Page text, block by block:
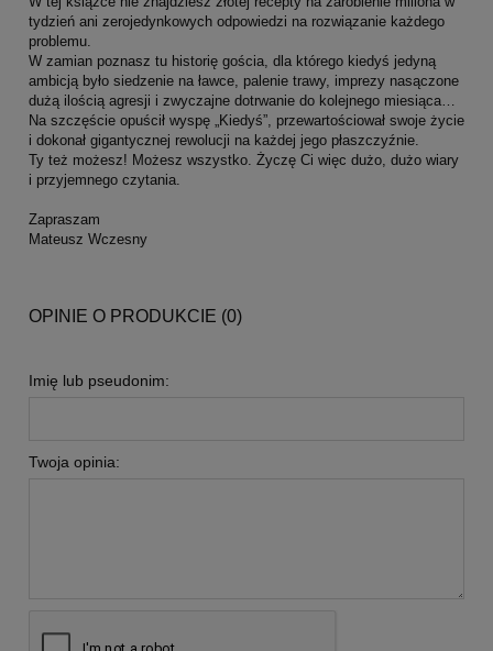
tydzień ani zerojedynkowych odpowiedzi na rozwiązanie każdego
problemu.
W zamian poznasz tu historię gościa, dla którego kiedyś jedyną
ambicją było siedzenie na ławce, palenie trawy, imprezy nasączone
dużą ilością agresji i zwyczajne dotrwanie do kolejnego miesiąca…
Na szczęście opuścił wyspę „Kiedyś”, przewartościował swoje życie
i dokonał gigantycznej rewolucji na każdej jego płaszczyźnie.
Ty też możesz! Możesz wszystko. Życzę Ci więc dużo, dużo wiary
i przyjemnego czytania.
Zapraszam
Mateusz Wczesny
OPINIE O PRODUKCIE (0)
Imię lub pseudonim:
Twoja opinia: